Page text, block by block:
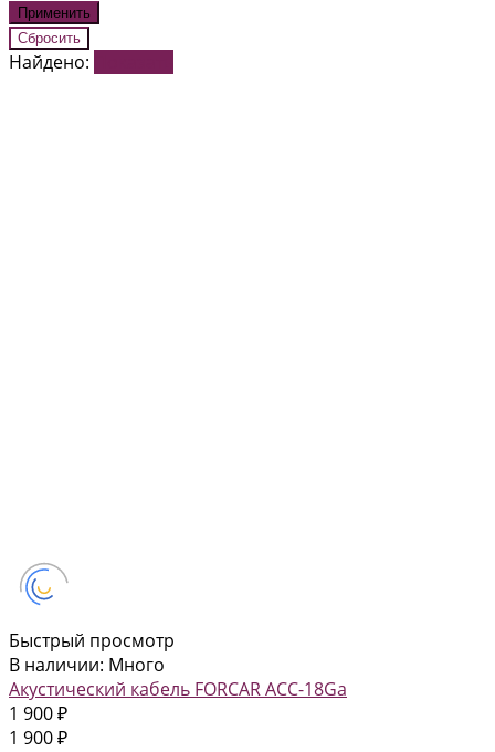
Найдено:
Быстрый просмотр
В наличии: Много
Акустический кабель FORCAR ACC-18Ga
1 900 ₽
1 900 ₽